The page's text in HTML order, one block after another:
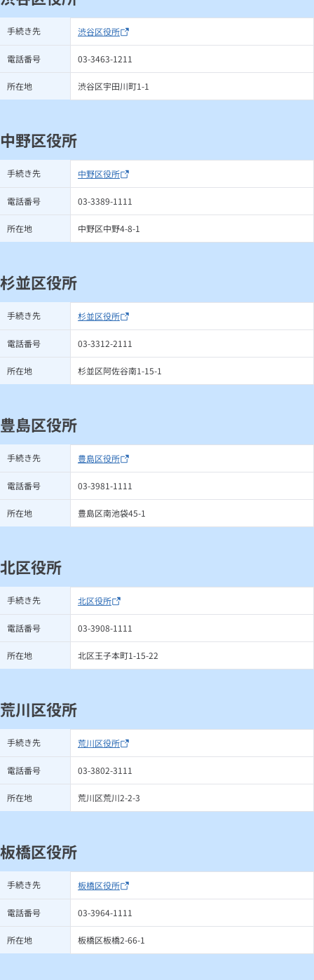
手続き先 渋谷区役所
電話番号 03-3463-1211
所在地 渋谷区宇田川町1-1
中野区役所
手続き先 中野区役所
電話番号 03-3389-1111
所在地 中野区中野4-8-1
杉並区役所
手続き先 杉並区役所
電話番号 03-3312-2111
所在地 杉並区阿佐谷南1-15-1
豊島区役所
手続き先 豊島区役所
電話番号 03-3981-1111
所在地 豊島区南池袋45-1
北区役所
手続き先 北区役所
電話番号 03-3908-1111
所在地 北区王子本町1-15-22
荒川区役所
手続き先 荒川区役所
電話番号 03-3802-3111
所在地 荒川区荒川2-2-3
板橋区役所
手続き先 板橋区役所
電話番号 03-3964-1111
所在地 板橋区板橋2-66-1